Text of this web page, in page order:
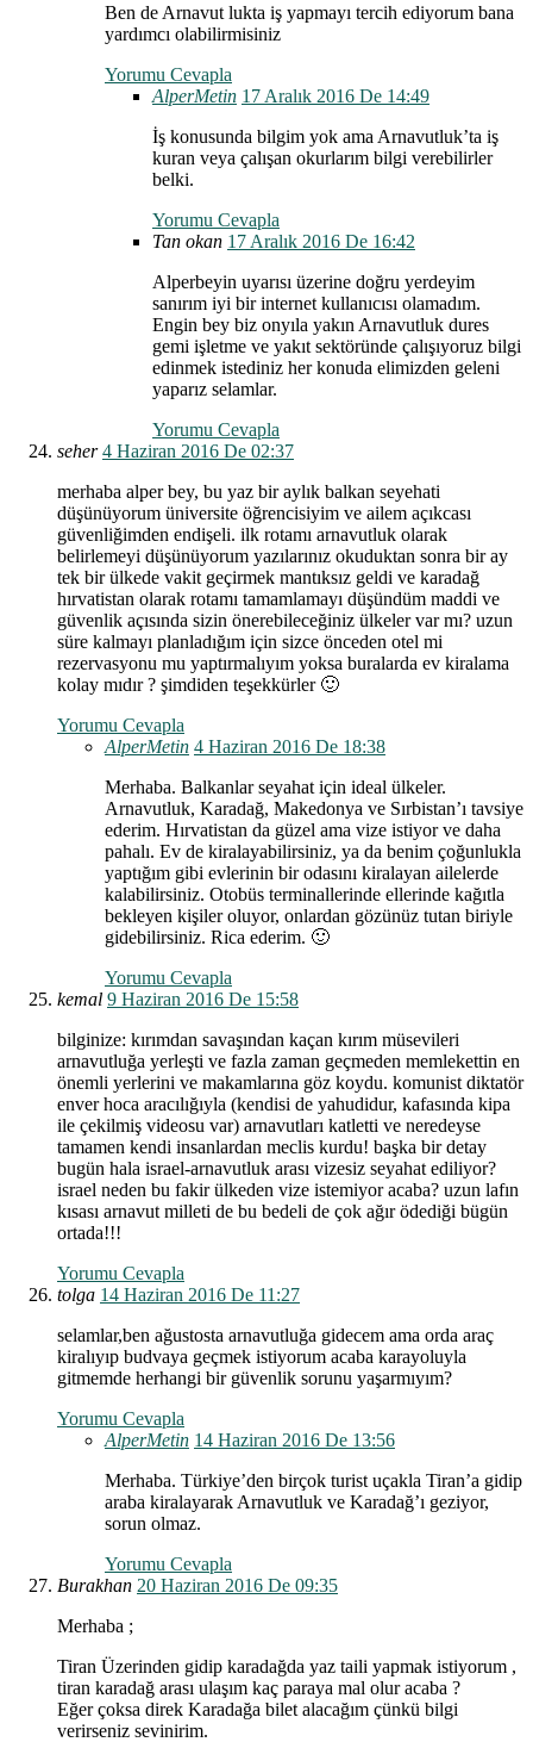
Ben de Arnavut lukta iş yapmayı tercih ediyorum bana
yardımcı olabilirmisiniz
Yorumu Cevapla
AlperMetin 17 Aralık 2016 De 14:49
İş konusunda bilgim yok ama Arnavutluk’ta iş
kuran veya çalışan okurlarım bilgi verebilirler
belki.
Yorumu Cevapla
Tan okan 17 Aralık 2016 De 16:42
Alperbeyin uyarısı üzerine doğru yerdeyim
sanırım iyi bir internet kullanıcısı olamadım.
Engin bey biz onyıla yakın Arnavutluk dures
gemi işletme ve yakıt sektöründe çalışıyoruz bilgi
edinmek istediniz her konuda elimizden geleni
yaparız selamlar.
Yorumu Cevapla
seher 4 Haziran 2016 De 02:37
merhaba alper bey, bu yaz bir aylık balkan seyehati
düşünüyorum üniversite öğrencisiyim ve ailem açıkcası
güvenliğimden endişeli. ilk rotamı arnavutluk olarak
belirlemeyi düşünüyorum yazılarınız okuduktan sonra bir ay
tek bir ülkede vakit geçirmek mantıksız geldi ve karadağ
hırvatistan olarak rotamı tamamlamayı düşündüm maddi ve
güvenlik açısında sizin önerebileceğiniz ülkeler var mı? uzun
süre kalmayı planladığım için sizce önceden otel mi
rezervasyonu mu yaptırmalıyım yoksa buralarda ev kiralama
kolay mıdır ? şimdiden teşekkürler 🙂
Yorumu Cevapla
AlperMetin 4 Haziran 2016 De 18:38
Merhaba. Balkanlar seyahat için ideal ülkeler.
Arnavutluk, Karadağ, Makedonya ve Sırbistan’ı tavsiye
ederim. Hırvatistan da güzel ama vize istiyor ve daha
pahalı. Ev de kiralayabilirsiniz, ya da benim çoğunlukla
yaptığım gibi evlerinin bir odasını kiralayan ailelerde
kalabilirsiniz. Otobüs terminallerinde ellerinde kağıtla
bekleyen kişiler oluyor, onlardan gözünüz tutan biriyle
gidebilirsiniz. Rica ederim. 🙂
Yorumu Cevapla
kemal 9 Haziran 2016 De 15:58
bilginize: kırımdan savaşından kaçan kırım müsevileri
arnavutluğa yerleşti ve fazla zaman geçmeden memlekettin en
önemli yerlerini ve makamlarına göz koydu. komunist diktatör
enver hoca aracılığıyla (kendisi de yahudidur, kafasında kipa
ile çekilmiş videosu var) arnavutları katletti ve neredeyse
tamamen kendi insanlardan meclis kurdu! başka bir detay
bugün hala israel-arnavutluk arası vizesiz seyahat ediliyor?
israel neden bu fakir ülkeden vize istemiyor acaba? uzun lafın
kısası arnavut milleti de bu bedeli de çok ağır ödediği bügün
ortada!!!
Yorumu Cevapla
tolga 14 Haziran 2016 De 11:27
selamlar,ben ağustosta arnavutluğa gidecem ama orda araç
kiralıyıp budvaya geçmek istiyorum acaba karayoluyla
gitmemde herhangi bir güvenlik sorunu yaşarmıyım?
Yorumu Cevapla
AlperMetin 14 Haziran 2016 De 13:56
Merhaba. Türkiye’den birçok turist uçakla Tiran’a gidip
araba kiralayarak Arnavutluk ve Karadağ’ı geziyor,
sorun olmaz.
Yorumu Cevapla
Burakhan 20 Haziran 2016 De 09:35
Merhaba ;
Tiran Üzerinden gidip karadağda yaz taili yapmak istiyorum ,
tiran karadağ arası ulaşım kaç paraya mal olur acaba ?
Eğer çoksa direk Karadağa bilet alacağım çünkü bilgi
verirseniz sevinirim.